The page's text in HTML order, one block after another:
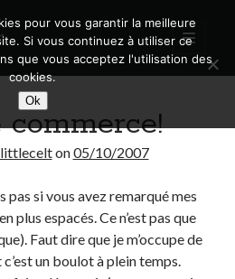
open
primary
menu
et Caluire, mon choix pour l’avenir
littlecelton05/10/2007
pas si vous avez remarqué mes
plus espacés. Ce n’est pas que
Faut dire que je m’occupe de
un boulot à plein temps.
pour vous garantir la meilleure
Si vous continuez à utiliser ce
que vous acceptez l'utilisation des
cookies.
Ok